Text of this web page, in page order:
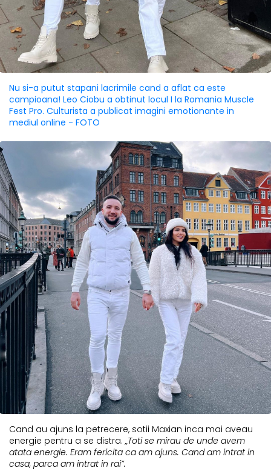
Nu si-a putut stapani lacrimile cand a aflat ca este
campioana! Leo Ciobu a obtinut locul I la Romania Muscle
Fest Pro. Culturista a publicat imagini emotionante in
mediul online - FOTO
Cand au ajuns la petrecere, sotii Maxian inca mai aveau
energie pentru a se distra.„Toti se mirau de unde avem
atata energie. Eram fericita ca am ajuns. Cand am intrat in
casa, parca am intrat in rai”.